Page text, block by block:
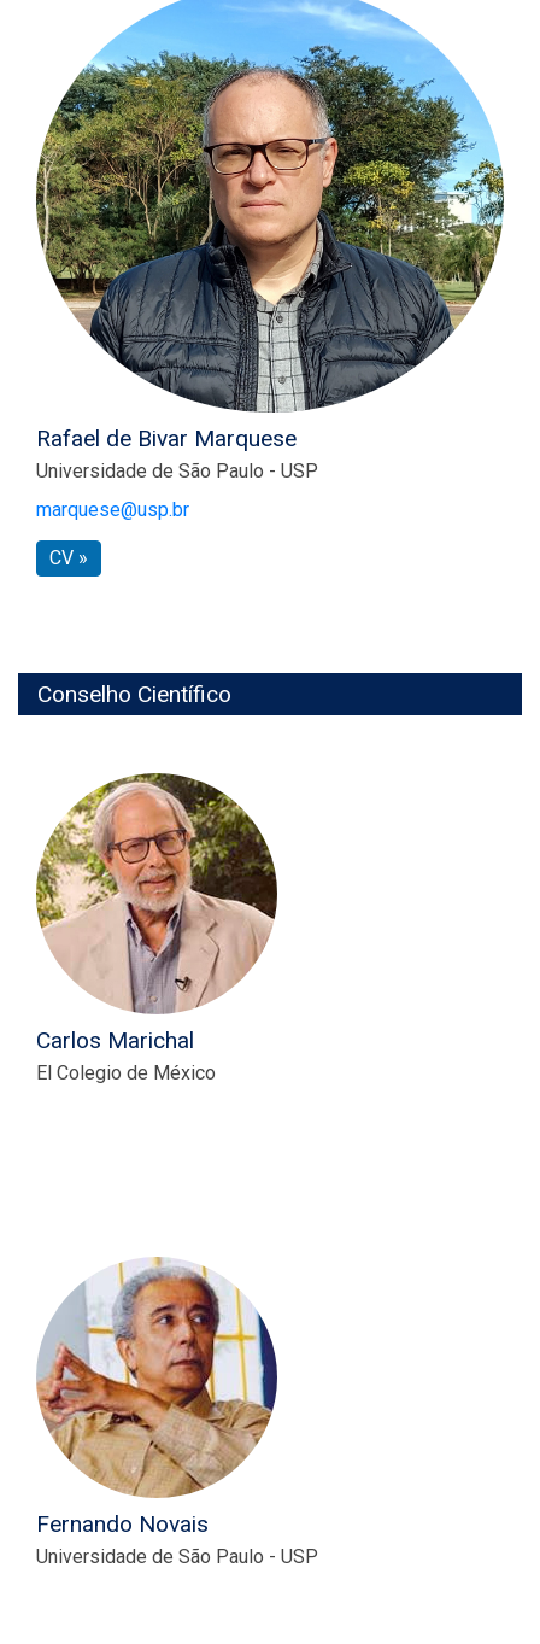
Rafael de Bivar Marquese
Universidade de São Paulo - USP
marquese@usp.br
CV »
Conselho Científico
Carlos Marichal
El Colegio de México
Fernando Novais
Universidade de São Paulo - USP